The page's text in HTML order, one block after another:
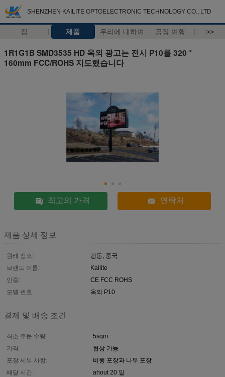
SHENZHEN KAILITE OPTOELECTRONIC TECHNOLOGY CO., LTD
집 제품 우리에 대하여 공장 여행 >>
1R1G1B SMD3535 HD 옥외 광고는 전시 P10를 320 *
160mm FCC/ROHS 지도했습니다
최고의 가격 연락처
제품 상세 정보
원래 장소:
광동, 중국
브랜드 이름:
Kailite
인증:
CE FCC ROHS
모델 번호:
옥외 P10
결제 및 배송 조건
최소 주문 수량:
5sqm
가격:
협상 가능
포장 세부 사항:
비행 포장과 나무 포장
배달 시간:
ahout 20 일